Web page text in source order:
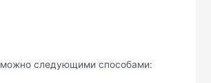
можно следующими способами: